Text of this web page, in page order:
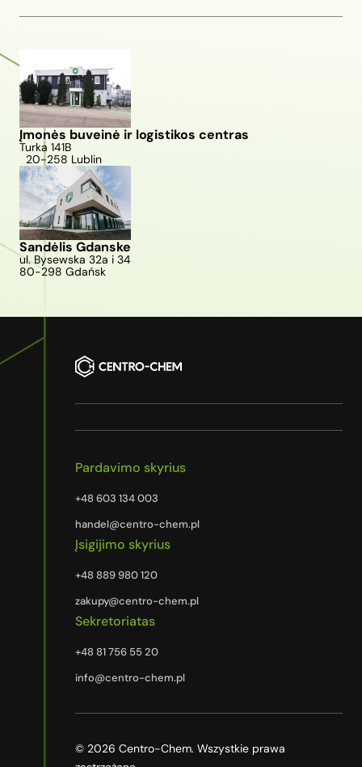
Įmonės buveinė ir logistikos centras
Turka 141B
20-258 Lublin
Sandėlis Gdanske
ul. Bysewska 32a i 34
80-298 Gdańsk
Pardavimo skyrius
+48 603 134 003
handel@centro-chem.pl
Įsigijimo skyrius
+48 889 980 120
zakupy@centro-chem.pl
Sekretoriatas
+48 81 756 55 20
info@centro-chem.pl
© 2026 Centro-Chem. Wszystkie prawa